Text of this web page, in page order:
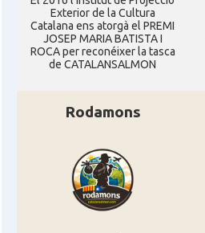
Exterior de la Cultura
Catalana ens atorgà el PREMI
JOSEP MARIA BATISTA I
ROCA per reconéixer la tasca
de CATALANSALMON
Rodamons